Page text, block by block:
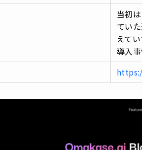
当初
てい
えて
導入